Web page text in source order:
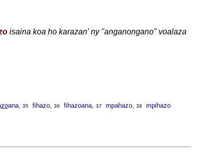
isaina koa ho karazan' ny "anganongano" voalaza
zoana, 35 fihazo, 36 fihazoana, 37 mpahazo, 38 mpihazo